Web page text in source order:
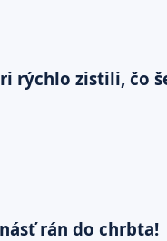
rýchlo zistili, čo
rán do chrbta!